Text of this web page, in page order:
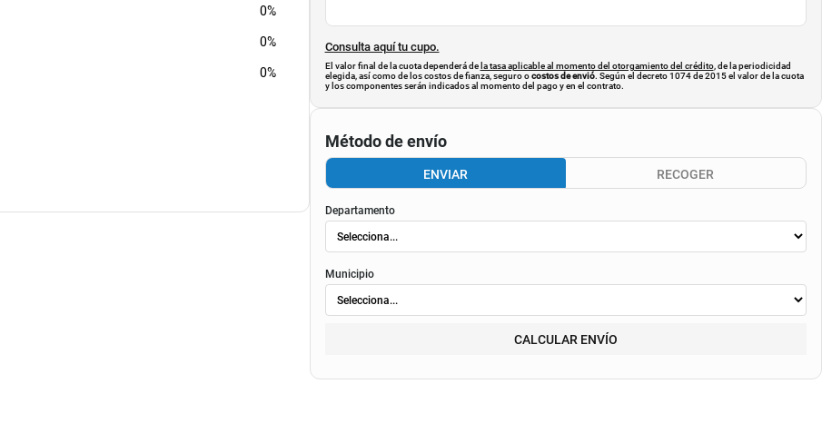
0%
0%
0%
Consulta aquí tu cupo.
El valor final de la cuota dependerá de la tasa aplicable al momento del otorgamiento del crédito, de la periodicidad
elegida, así como de los costos de fianza, seguro ocostos de envió. Según el decreto 1074 de 2015 el valor de la cuota
y los componentes serán indicados al momento del pago y en el contrato.
Método de envío
ENVIAR RECOGER
Departamento
Municipio
CALCULAR ENVÍO